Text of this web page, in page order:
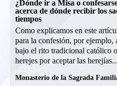
¿Dónde ir a Misa o
acerca de dónde recibir los
tiempos
Como explicamos en este
para la confesión, por ejemplo,
bajo el rito tradicional católico
herejes por aceptar las herejías...
Monasterio de la Sagrada